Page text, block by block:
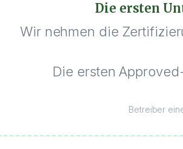
Die ersten
Wir nehmen die
Die ersten
Betreiber